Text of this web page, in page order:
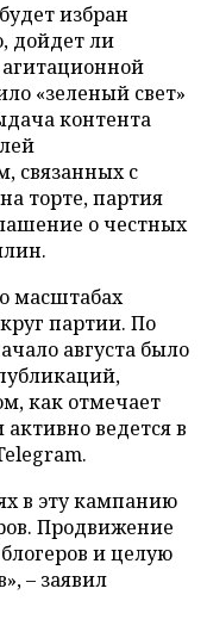
избран
дойдет ли
«зеленый свет»
контента
связанных с
торте, партия
о честных
масштабах
партии. По
августа было
как отмечает
ведется в
в эту кампанию
Продвижение
и целую
– заявил